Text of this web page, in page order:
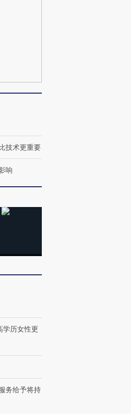
雨
视线｜火箭残骸撞月球的
背后：太空垃圾与
技术更重要
响
学历女性更
务给予将持